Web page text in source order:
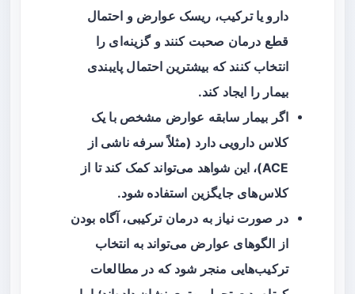
دارو یا ترکیب، ریسک عوارض و احتمال
قطع درمان صحبت کنند و گزینه‌ای را
انتخاب کنند که بیشترین احتمال پایبندی
بیمار را ایجاد کند.
اگر بیمار سابقه عوارض مشخص با یک
کلاس دارویی دارد (مثلاً سرفه ناشی از
ACE)، این شواهد می‌تواند کمک کند تا از
کلاس‌های جایگزین استفاده شود.
در صورت نیاز به درمان ترکیبی، آگاه بودن
از الگوهای عوارض می‌تواند به انتخاب
ترکیب‌هایی منجر شود که در مطالعات